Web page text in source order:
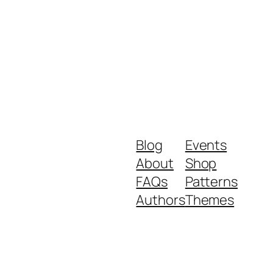
Blog
About
FAQs
Authors
Events
Shop
Patterns
Themes